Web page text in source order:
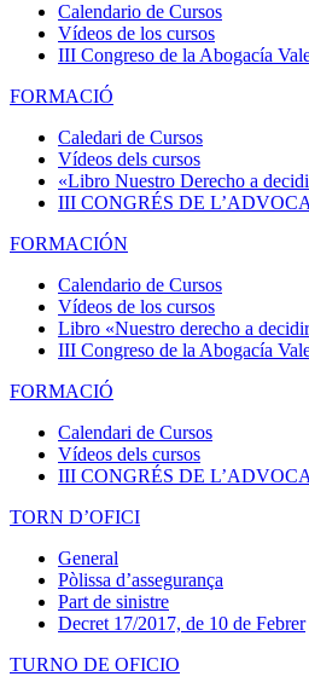
Calendario de Cursos
Vídeos de los cursos
III Congreso de la Abogacía
FORMACIÓ
Caledari de Cursos
Vídeos dels cursos
«Libro Nuestro Derecho a
III CONGRÉS DE
FORMACIÓN
Calendario de Cursos
Vídeos de los cursos
Libro «Nuestro derecho a
III Congreso de la Abogacía
FORMACIÓ
Calendari de Cursos
Vídeos dels cursos
III CONGRÉS DE
TORN D’OFICI
General
Pòlissa d’assegurança
Part de sinistre
Decret 17/2017, de 10 de Febrer
TURNO DE OFICIO